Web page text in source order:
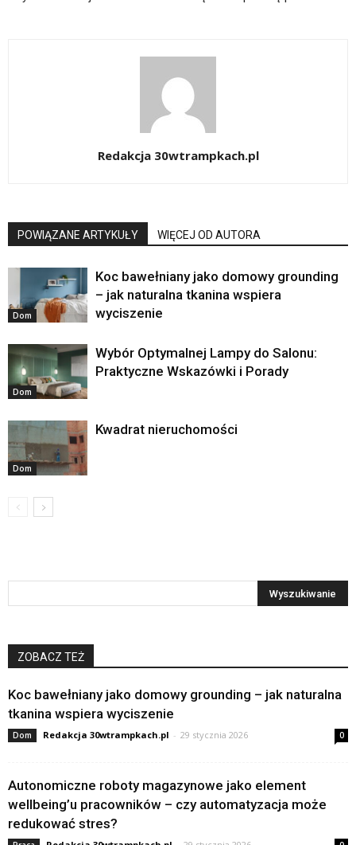
Redakcja 30wtrampkach.pl
POWIĄZANE ARTYKUŁY WIĘCEJ OD AUTORA
Dom
Koc bawełniany jako domowy grounding
– jak naturalna tkanina wspiera
wyciszenie
Dom
Wybór Optymalnej Lampy do Salonu:
Praktyczne Wskazówki i Porady
Dom
Kwadrat nieruchomości
ZOBACZ TEŻ
Koc bawełniany jako domowy grounding – jak naturalna
tkanina wspiera wyciszenie
Dom Redakcja 30wtrampkach.pl - 29 stycznia 2026 0
Autonomiczne roboty magazynowe jako element
wellbeing’u pracowników – czy automatyzacja może
redukować stres?